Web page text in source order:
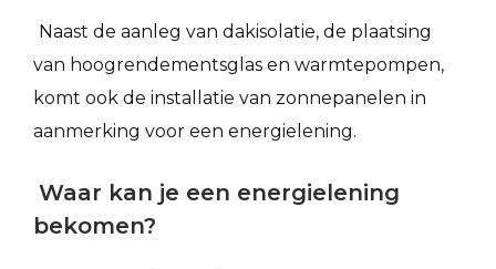
Naast de aanleg van dakisolatie, de plaatsing
van hoogrendementsglas en warmtepompen,
komt ook de installatie van zonnepanelen in
aanmerking voor een energielening.
Waar kan je een energielening
bekomen?